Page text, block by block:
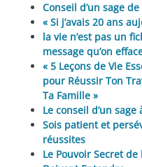
Conseil d’un sage
« Si j’avais 20 ans
la vie n’est pas un
message qu’on
« 5 Leçons de Vie
pour Réussir Ton
Ta Famille »
Le conseil d’un
Sois patient et
réussites
Le Pouvoir Secret de